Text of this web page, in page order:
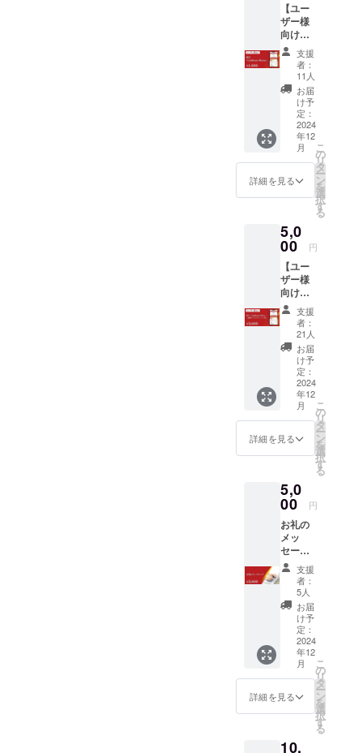
【ユー
ザー様
向け】
称号
Trailbla
zerBro
nze
●Realiz
Learnin
gでの称
号は
Trailbla
zerBro
nzeにな
りま
「スキ
ル」
「称
号」を
獲得し
ていく
ことで
企業か
らのス
カウト
を受け
やすく
なりま
す。 ※
プロ
ジェク
ト終了
案内さ
せて頂
き付与
の方法
を個別
にご説
明させ
て頂き
ます。
支援
者：
11人
お届
け予
定：
2024
年12
月
詳細を見る
こ
の
リ
タ
ー
ン
を
選
択
す
る
5,0
00 円
【ユー
ザー様
向け】
称号
Trailbla
zerSilv
er+適性
テスト
チケッ
ト1枚
●Realiz
Learnin
gでの称
号は
Trailbla
erにな
りま
す。
「スキ
ル」
「称
号」を
獲得し
ていく
ことで
企業か
らのス
カウト
を受け
るやす
くなり
ます。
枚をお
支援
者：
21人
お届
け予
定：
2024
年12
月
詳細を見る
こ
の
リ
タ
ー
ン
を
選
択
す
る
5,0
00 円
お礼の
メッ
セージ
●感謝を
込めた
お礼
メール
を送ら
せてい
ただき
ます ※
いただ
いたご
支援金
はリ
ターン
かから
支援
者：
5人
お届
け予
定：
2024
年12
月
詳細を見る
こ
の
リ
タ
ー
ン
を
選
択
す
る
10,